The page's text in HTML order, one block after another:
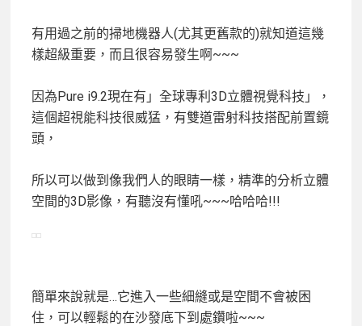
有用過之前的掃地機器人(尤其更舊款的)就知道這幾
樣超級重要，而且很容易發生啊~~~
因為Pure i9.2現在有」全球專利3D立體視覺科技」，
這個超視能科技很威猛，有雙道雷射科技搭配前置鏡
頭，
所以可以做到像我們人的眼睛一樣，精準的分析立體
空間的3D影像， 有聽沒有懂吼~~~哈哈哈!!!
簡單來說就是…它進入一些細縫或是空間不會被困
住， 可以輕鬆的在沙發底下到處鑽啦~~~